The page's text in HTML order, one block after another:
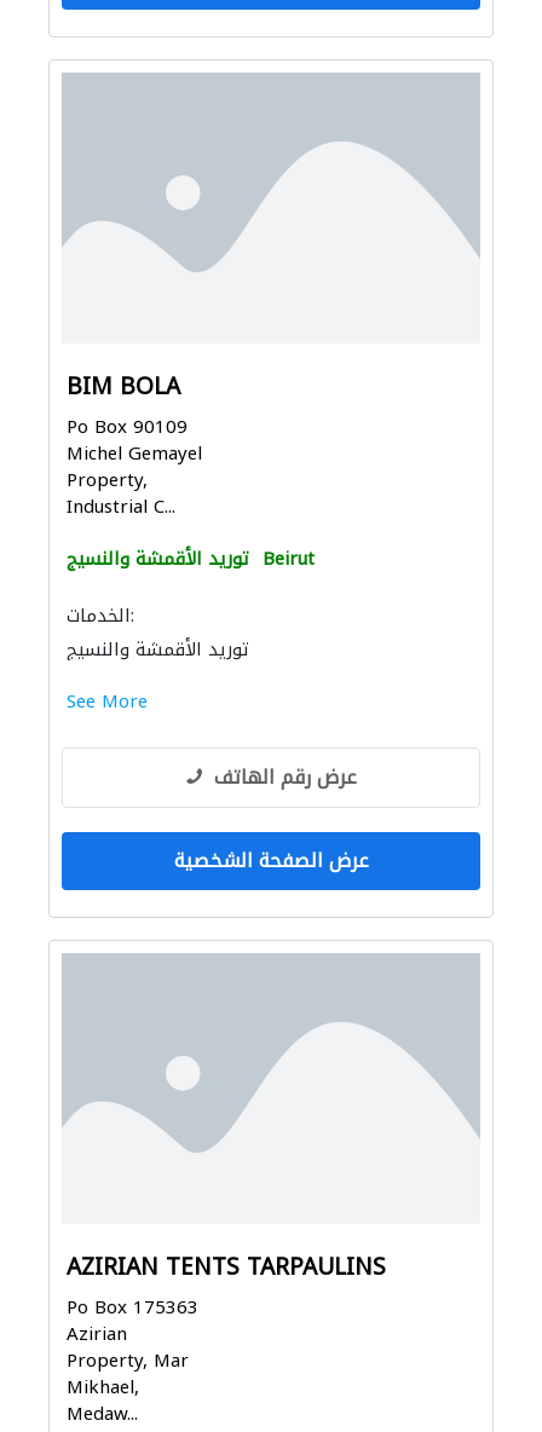
BIM BOLA
Po Box 90109
Michel Gemayel
Property,
Industrial C...
توريد الأقمشة والنسيج Beirut
الخدمات:
توريد الأقمشة والنسيج
See More
عرض رقم الهاتف
عرض الصفحة الشخصية
AZIRIAN TENTS TARPAULINS
Po Box 175363
Azirian
Property, Mar
Mikhael,
Medaw...